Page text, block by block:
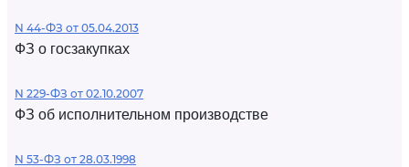
N 44-ФЗ от 05.04.2013
ФЗ о госзакупках
N 229-ФЗ от 02.10.2007
ФЗ об исполнительном производстве
N 53-ФЗ от 28.03.1998